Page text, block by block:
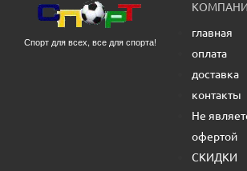
Спорт для всех, все для спорта!
главная
оплата
доставка
контакты
Не
офертой
СКИДКИ